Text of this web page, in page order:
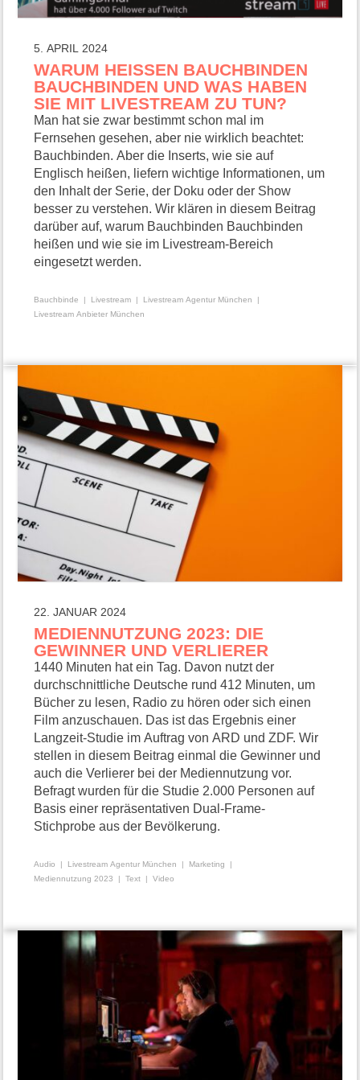
5. APRIL 2024
WARUM HEISSEN BAUCHBINDEN B
AUCHBINDEN UND WAS HABEN S
IE MIT LIVESTREAM ZU TUN?
Man hat sie zwar bestimmt schon mal im
Fernsehen gesehen, aber nie wirklich beachtet:
Bauchbinden. Aber die Inserts, wie sie auf
Englisch heißen, liefern wichtige Informationen, um
den Inhalt der Serie, der Doku oder der Show
besser zu verstehen. Wir klären in diesem Beitrag
darüber auf, warum Bauchbinden Bauchbinden
heißen und wie sie im Livestream-Bereich
eingesetzt werden.
Bauchbinde Livestream
Livestream Agentur München
Livestream Anbieter München
22. JANUAR 2024
MEDIENNUTZUNG 2023: DIE
GEWINNER UND VERLIERER
1440 Minuten hat ein Tag. Davon nutzt der
durchschnittliche Deutsche rund 412 Minuten, um
Bücher zu lesen, Radio zu hören oder sich einen
Film anzuschauen. Das ist das Ergebnis einer
Langzeit-Studie im Auftrag von ARD und ZDF. Wir
stellen in diesem Beitrag einmal die Gewinner und
auch die Verlierer bei der Mediennutzung vor.
Befragt wurden für die Studie 2.000 Personen auf
Basis einer repräsentativen Dual-Frame-
Stichprobe aus der Bevölkerung.
Audio Livestream Agentur München
Marketing
Mediennutzung 2023
Text Video